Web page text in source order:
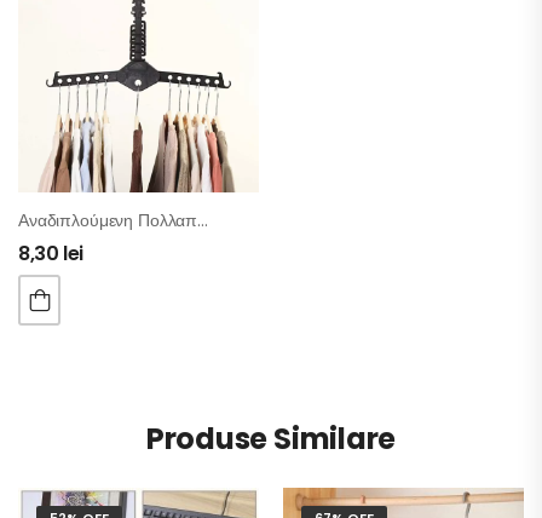
Αναδιπλούμενη Πολλαπλή Κρεμάστρα 13 Σε 1
8,30 lei
Produse Similare